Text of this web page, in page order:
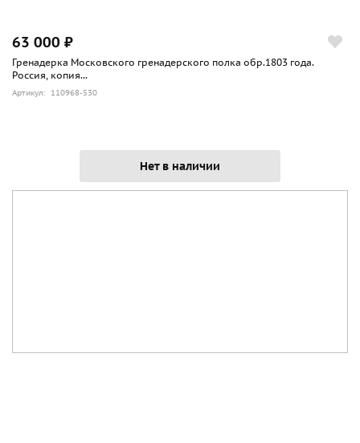
63 000 ₽
Гренадерка Московского гренадерского полка обр.1803 года.
Россия, копия...
Артикул: 110968-530
Нет в наличии